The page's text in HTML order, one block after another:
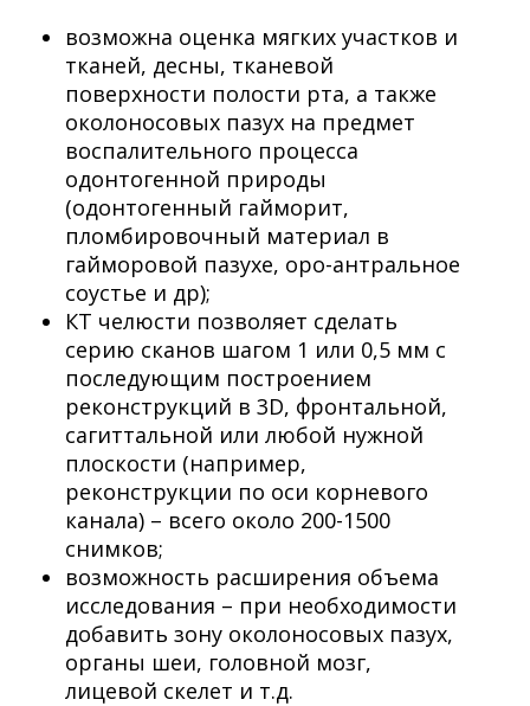
возможна оценка мягких участков и
тканей, десны, тканевой
поверхности полости рта, а также
околоносовых пазух на предмет
воспалительного процесса
одонтогенной природы
(одонтогенный гайморит,
пломбировочный материал в
гайморовой пазухе, оро-антральное
соустье и др);
КТ челюсти позволяет сделать
серию сканов шагом 1 или 0,5 мм с
последующим построением
реконструкций в 3D, фронтальной,
сагиттальной или любой нужной
плоскости (например,
реконструкции по оси корневого
канала) – всего около 200-1500
снимков;
возможность расширения объема
исследования – при необходимости
добавить зону околоносовых пазух,
органы шеи, головной мозг,
лицевой скелет и т.д.